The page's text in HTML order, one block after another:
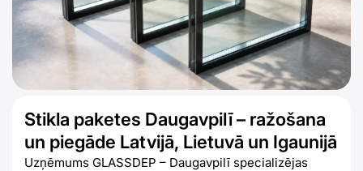
Stikla paketes Daugavpilī – ražošana
un piegāde Latvijā, Lietuvā un Igaunijā
Uzņēmums GLASSDEP – Daugavpilī specializējas